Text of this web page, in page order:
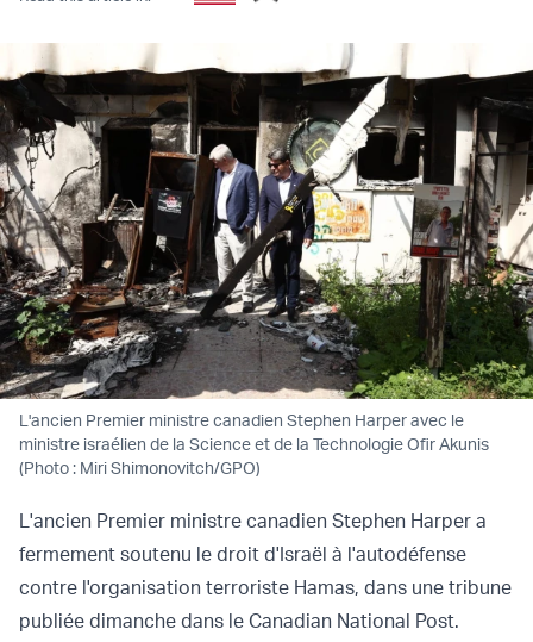
L'ancien Premier ministre canadien Stephen Harper avec le
ministre israélien de la Science et de la Technologie Ofir Akunis
(Photo : Miri Shimonovitch/GPO)
L'ancien Premier ministre canadien Stephen Harper a
fermement soutenu le droit d'Israël à l'autodéfense
contre l'organisation terroriste Hamas, dans une tribune
publiée dimanche dans le Canadian National Post.